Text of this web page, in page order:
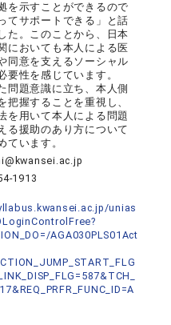
を示すことができるので
てサポートできる」と話
た。このことから、日本
においても本人による医
同意を支えるソーシャル
要性を感じています。
問題意識に立ち、本人側
把握することを重視し、
を用いて本人による問題
る援助のあり方について
ています。
1913
unias
AGA030PLS01Act